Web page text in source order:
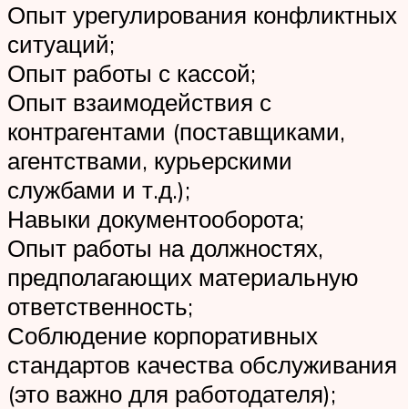
Опыт урегулирования конфликтных
ситуаций;
Опыт работы с кассой;
Опыт взаимодействия с
контрагентами (поставщиками,
агентствами, курьерскими
службами и т.д.);
Навыки документооборота;
Опыт работы на должностях,
предполагающих материальную
ответственность;
Соблюдение корпоративных
стандартов качества обслуживания
(это важно для работодателя);